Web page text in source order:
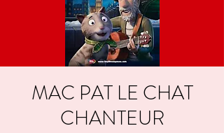
MAC PAT LE CHAT
CHANTEUR